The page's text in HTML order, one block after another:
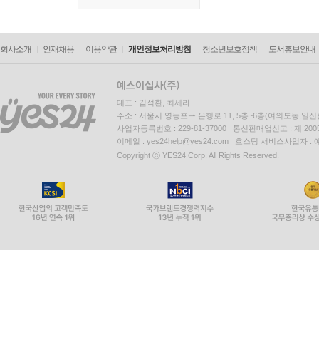
회사소개 인재채용 이용약관 개인정보처리방침 청소년보호정책 도서홍보안내
대표 : 김석환, 최세라
주소 : 서울시 영등포구 은행로 11, 5층~6층(여의도동,일신
사업자등록번호 : 229-81-37000 통신판매업신고 : 제
이메일 : yes24help@yes24.com 호스팅 서비스사업자 :
Copyright ⓒ YES24 Corp. All Rights Reserved.